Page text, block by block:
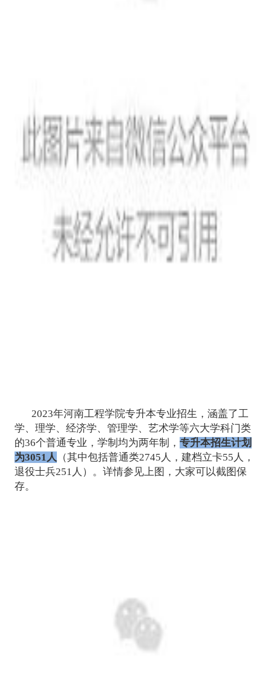
2023年河南工程学院专升本专业招生，涵盖了工
学、理学、经济学、管理学、艺术学等六大学科门类
的36个普通专业，学制均为两年制， 专升本招生计划
为3051人 （其中包括普通类2745人，建档立卡55人，
退役士兵251人）。详情参见上图，大家可以截图保
存。